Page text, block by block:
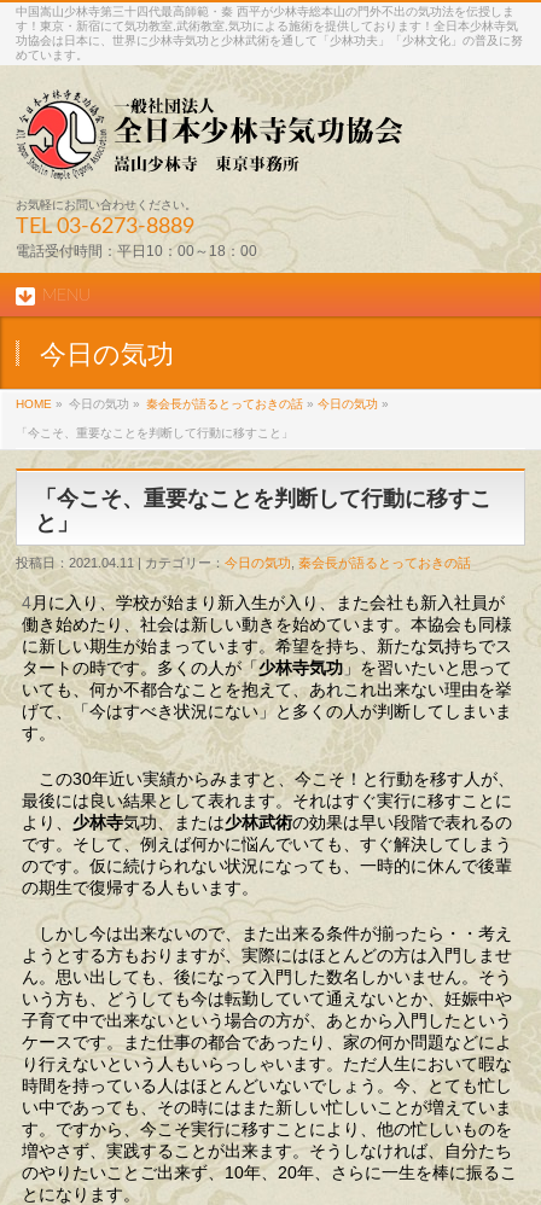
中国嵩山少林寺第三十四代最高師範・秦 西平が少林寺総本山の門外不出の気功法を伝授しま
す！東京・新宿にて気功教室,武術教室,気功による施術を提供しております！全日本少林寺気
功協会は日本に、世界に少林寺気功と少林武術を通して「少林功夫」「少林文化」の普及に努
めています。
お気軽にお問い合わせください。
TEL03-6273-8889
電話受付時間：平日10：00～18：00
MENU
今日の気功
HOME » 今日の気功 » 秦会長が語るとっておきの話 »今日の気功 »
「今こそ、重要なことを判断して行動に移すこと」
「今こそ、重要なことを判断して行動に移すこ
と」
投稿日：2021.04.11 | カテゴリー：今日の気功 ,秦会長が語るとっておきの話
4月に入り、学校が始まり新入生が入り、また会社も新入社員が
働き始めたり、社会は新しい動きを始めています。本協会も同様
に新しい期生が始まっています。希望を持ち、新たな気持ちでス
タートの時です。多くの人が「少林寺気功」を習いたいと思って
いても、何か不都合なことを抱えて、あれこれ出来ない理由を挙
げて、「今はすべき状況にない」と多くの人が判断してしまいま
す。
この30年近い実績からみますと、今こそ！と行動を移す人が、
最後には良い結果として表れます。それはすぐ実行に移すことに
より、少林寺気功、または少林武術の効果は早い段階で表れるの
です。そして、例えば何かに悩んでいても、すぐ解決してしまう
のです。仮に続けられない状況になっても、一時的に休んで後輩
の期生で復帰する人もいます。
しかし今は出来ないので、また出来る条件が揃ったら・・考え
ようとする方もおりますが、実際にはほとんどの方は入門しませ
ん。思い出しても、後になって入門した数名しかいません。そう
いう方も、どうしても今は転勤していて通えないとか、妊娠中や
子育て中で出来ないという場合の方が、あとから入門したという
ケースです。また仕事の都合であったり、家の何か問題などによ
り行えないという人もいらっしゃいます。ただ人生において暇な
時間を持っている人はほとんどいないでしょう。今、とても忙し
い中であっても、その時にはまた新しい忙しいことが増えていま
す。ですから、今こそ実行に移すことにより、他の忙しいものを
増やさず、実践することが出来ます。そうしなければ、自分たち
のやりたいことご出来ず、10年、20年、さらに一生を棒に振るこ
とになります。